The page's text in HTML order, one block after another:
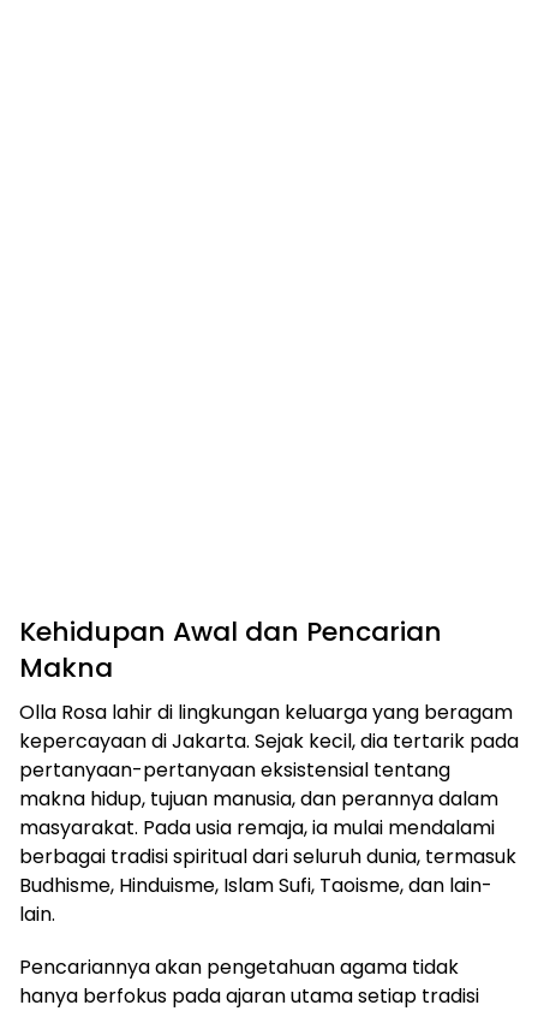
Kehidupan Awal dan Pencarian
Makna
Olla Rosa lahir di lingkungan keluarga yang beragam
kepercayaan di Jakarta. Sejak kecil, dia tertarik pada
pertanyaan-pertanyaan eksistensial tentang
makna hidup, tujuan manusia, dan perannya dalam
masyarakat. Pada usia remaja, ia mulai mendalami
berbagai tradisi spiritual dari seluruh dunia, termasuk
Budhisme, Hinduisme, Islam Sufi, Taoisme, dan lain-
lain.
Pencariannya akan pengetahuan agama tidak
hanya berfokus pada ajaran utama setiap tradisi